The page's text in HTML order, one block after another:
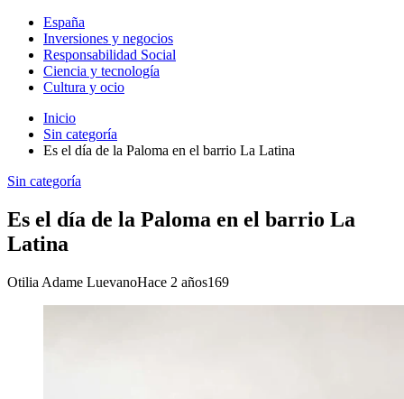
España
Inversiones y negocios
Responsabilidad Social
Ciencia y tecnología
Cultura y ocio
Inicio
Sin categoría
Es el día de la Paloma en el barrio La Latina
Sin categoría
Es el día de la Paloma en el barrio La
Latina
Otilia Adame LuevanoHace 2 años169